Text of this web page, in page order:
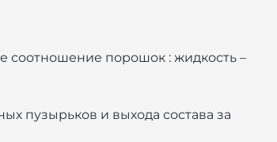
соотношение порошок : жидкость –
пузырьков и выхода состава за